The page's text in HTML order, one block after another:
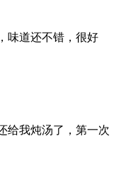
味道还不错，很好
给我炖汤了，第一次